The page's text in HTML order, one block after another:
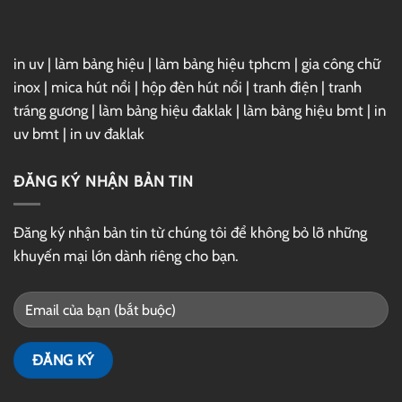
in uv | làm bảng hiệu | làm bảng hiệu tphcm | gia công chữ
inox | mica hút nổi | hộp đèn hút nổi | tranh điện | tranh
tráng gương | làm bảng hiệu đaklak | làm bảng hiệu bmt | in
uv bmt | in uv đaklak
ĐĂNG KÝ NHẬN BẢN TIN
Đăng ký nhận bản tin từ chúng tôi để không bỏ lỡ những
khuyến mại lớn dành riêng cho bạn.